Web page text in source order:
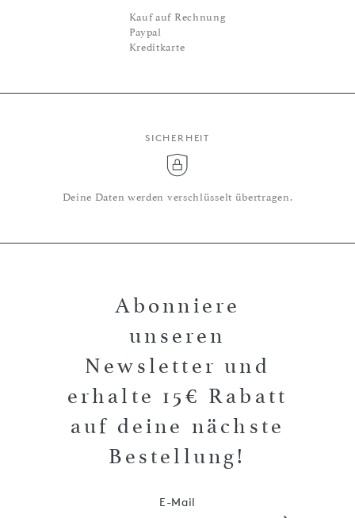
Kauf auf Rechnung
Paypal
Kreditkarte
SICHERHEIT
Deine Daten werden verschlüsselt übertragen.
Abonniere
unseren
Newsletter und
erhalte 15€ Rabatt
auf deine nächste
Bestellung!
E-Mail